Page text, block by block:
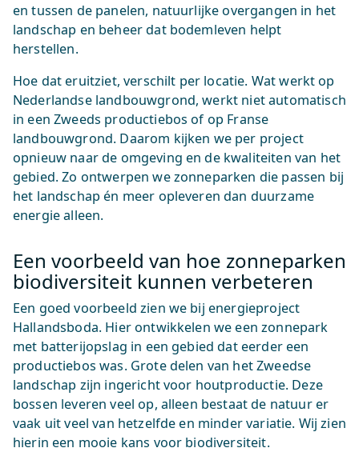
en tussen de panelen, natuurlijke overgangen in het
landschap en beheer dat bodemleven helpt
herstellen.
Hoe dat eruitziet, verschilt per locatie. Wat werkt op
Nederlandse landbouwgrond, werkt niet automatisch
in een Zweeds productiebos of op Franse
landbouwgrond. Daarom kijken we per project
opnieuw naar de omgeving en de kwaliteiten van het
gebied. Zo ontwerpen we zonneparken die passen bij
het landschap én meer opleveren dan duurzame
energie alleen.
Een voorbeeld van hoe zonneparken
biodiversiteit kunnen verbeteren
Een goed voorbeeld zien we bij energieproject
Hallandsboda. Hier ontwikkelen we een zonnepark
met batterijopslag in een gebied dat eerder een
productiebos was. Grote delen van het Zweedse
landschap zijn ingericht voor houtproductie. Deze
bossen leveren veel op, alleen bestaat de natuur er
vaak uit veel van hetzelfde en minder variatie. Wij zien
hierin een mooie kans voor biodiversiteit.